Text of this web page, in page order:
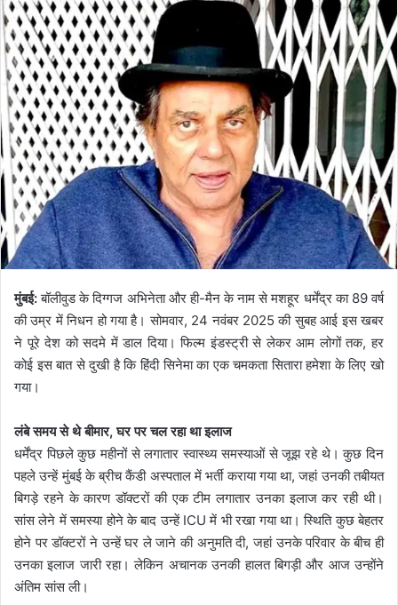
मुंबई:बॉलीवुड के दिग्गज अभिनेता और ही-मैन के नाम से मशहूर धर्मेंद्र का 89 वर्ष
की उम्र में निधन हो गया है। सोमवार, 24 नवंबर 2025 की सुबह आई इस खबर
ने पूरे देश को सदमे में डाल दिया। फिल्म इंडस्ट्री से लेकर आम लोगों तक, हर
कोई इस बात से दुखी है कि हिंदी सिनेमा का एक चमकता सितारा हमेशा के लिए खो
गया।
लंबे समय से थे बीमार, घर पर चल रहा था इलाज
धर्मेंद्र पिछले कुछ महीनों से लगातार स्वास्थ्य समस्याओं से जूझ रहे थे। कुछ दिन
पहले उन्हें मुंबई के ब्रीच कैंडी अस्पताल में भर्ती कराया गया था, जहां उनकी तबीयत
बिगड़े रहने के कारण डॉक्टरों की एक टीम लगातार उनका इलाज कर रही थी।
सांस लेने में समस्या होने के बाद उन्हें ICU में भी रखा गया था। स्थिति कुछ बेहतर
होने पर डॉक्टरों ने उन्हें घर ले जाने की अनुमति दी, जहां उनके परिवार के बीच ही
उनका इलाज जारी रहा। लेकिन अचानक उनकी हालत बिगड़ी और आज उन्होंने
अंतिम सांस ली।